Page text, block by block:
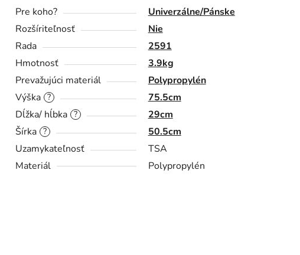
Pre koho?
Univerzálne/Pánske
Rozšíriteľnosť
Nie
Rada
2591
Hmotnosť
3.9kg
Prevažujúci materiál
Polypropylén
?
Výška 75.5cm
?
Dĺžka/ hĺbka 29cm
?
Šírka
50.5cm
Uzamykateľnosť
TSA
Materiál
Polypropylén